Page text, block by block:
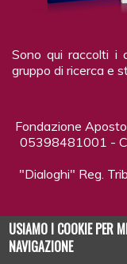
Sono qui raccolti i
gruppo di ricerca e
Fondazione
05398481001 -
"Dialoghi" Reg.
USIAMO I COOKIE PER
NAVIGAZIONE